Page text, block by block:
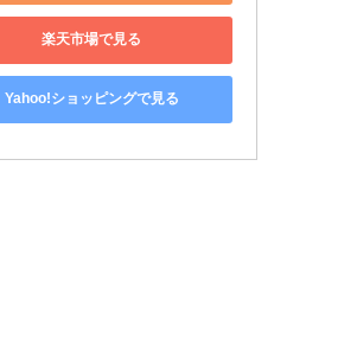
楽天市場で見る
Yahoo!ショッピングで見る